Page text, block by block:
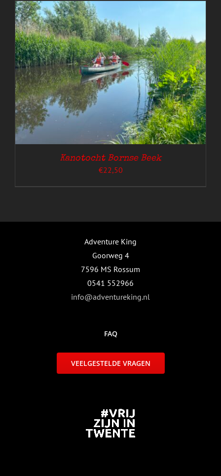
Kanotocht Bornse Beek
€22,50
Adventure King
Goorweg 4
7596 MS Rossum
0541 552966
info@adventureking.nl
FAQ
VEELGESTELDE VRAGEN